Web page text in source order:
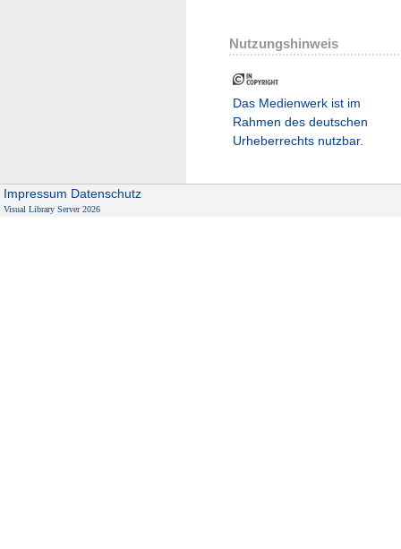
Nutzungshinweis
Das Medienwerk ist im
Rahmen des deutschen
Urheberrechts nutzbar.
Impressum Datenschutz
Visual Library Server 2026